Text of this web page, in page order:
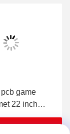
game
22 inch
110V/220V